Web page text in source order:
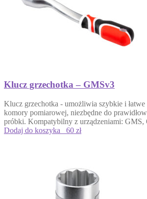
Klucz grzechotka – GMSv3
Klucz grzechotka - umożliwia szybkie i łatwe
komory pomiarowej, niezbędne do
próbki. Kompatybilny z urządzeniami:
Dodaj do koszyka
60 zł